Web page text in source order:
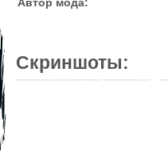
Скриншоты: